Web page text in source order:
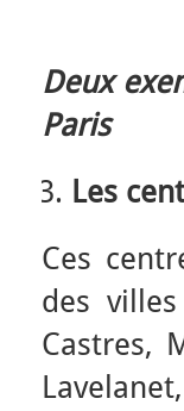
Deux
Paris
Les
Ces
des
Castres,